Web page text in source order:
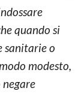
quando si
sanitarie o
modesto,